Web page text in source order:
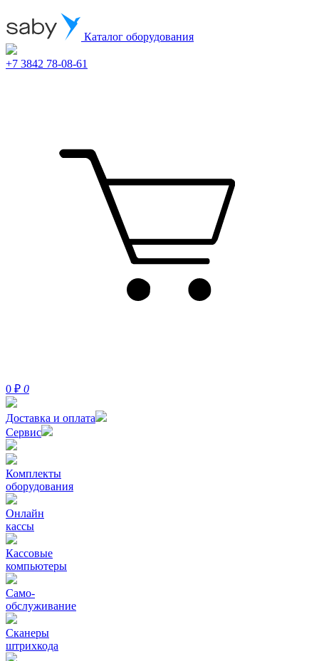
Каталог оборудования
+7 3842 78-08-61
0 ₽ 0
Доставка и оплата
Сервис
Комплекты
оборудования
Онлайн
кассы
Кассовые
компьютеры
Само-
обслуживание
Сканеры
штрихкода